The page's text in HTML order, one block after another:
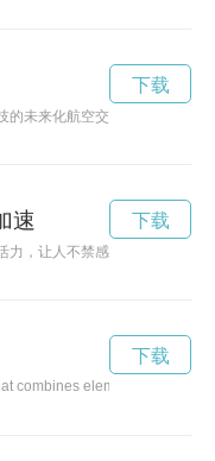
的未来化航空交通枢纽，将为
下载
速
力，让人不禁感叹它们的速度和
下载
combines elements of
下载